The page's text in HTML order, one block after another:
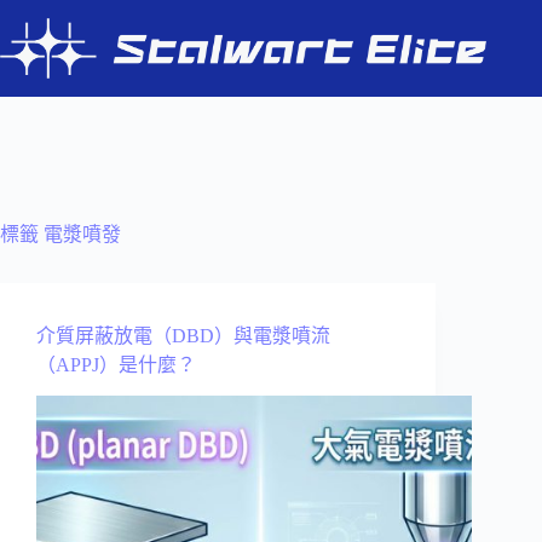
至
要
標籤 電漿噴發
介質屏蔽放電（DBD）與電漿噴流
（APPJ）是什麼？